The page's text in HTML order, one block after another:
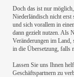
Doch das ist nur
Niederländisch nicht erst
und sich vorallem in
dann gezielt nutzen. Als
Veränderungen im
in die Übersetzung, falls
Lassen Sie uns Ihnen
Geschäftspartnern zu